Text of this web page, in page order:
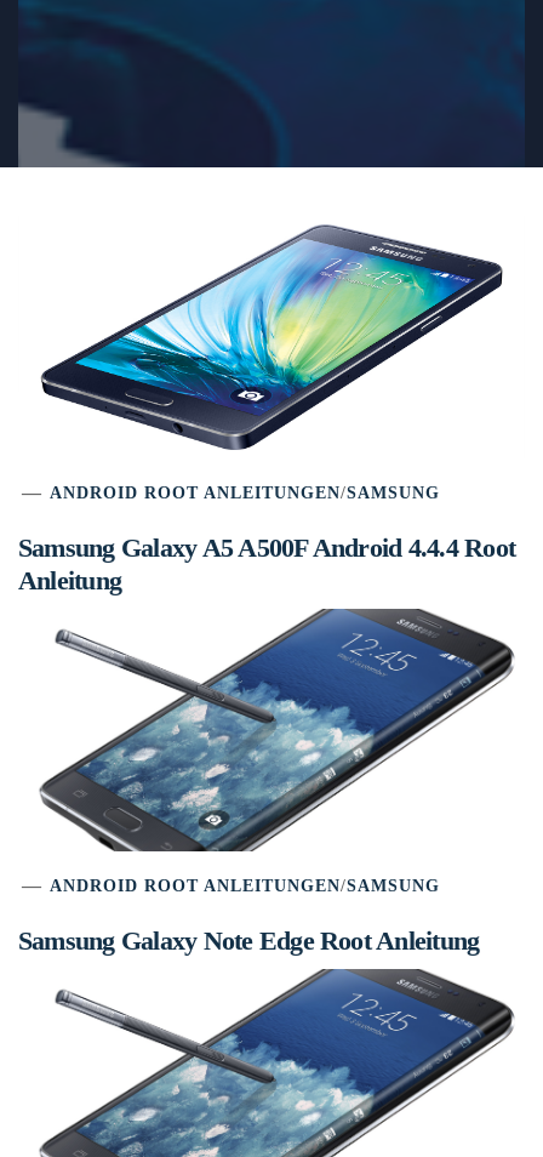
ANDROID ROOT ANLEITUNGEN/SAMSUNG
Samsung Galaxy A5 A500F Android 4.4.4 Root
Anleitung
ANDROID ROOT ANLEITUNGEN/SAMSUNG
Samsung Galaxy Note Edge Root Anleitung